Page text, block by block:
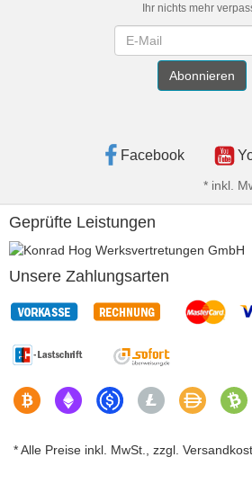
Ihr nichts mehr
Abonnieren
Facebook
* inkl.
Geprüfte Leistungen
Unsere Zahlungsarten
* Alle Preise inkl. MwSt., zzgl.